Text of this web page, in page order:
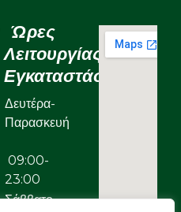
Ώρες
Λειτουργίας
Εγκαταστάσεων
Δευτέρα-
Παρασκευή
09:00-
23:00
Σάββατο